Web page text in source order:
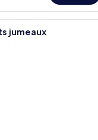
chambre d’hôtel avec
jumeaux